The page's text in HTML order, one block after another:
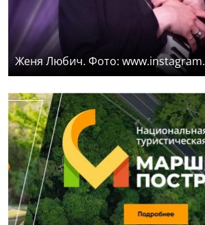
Женя Любич. Фото: